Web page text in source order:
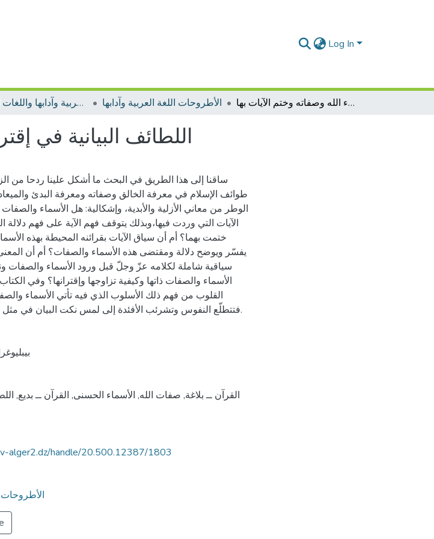
Log In
الأطروحات اللغة العربية وآدابها واللغات الشرقية الأطروحات اللغة العربية وآدابها اللطائف البيانية في إقتران أسماء الله وصفاته وختم الآيات بها
اللطائف البيانية في
ساقنا إلى هذا الطريق في البحث ما أشكل علينا ردحا
طوائف الإسلام في معرفة الخالق وصفاته ومعرفة البدئ
الوطر من معاني الأزلية والأبدية، وإشكالية: هل الأسماء
الآيات التي وردت فيها،وبذلك يتوقف فهم الآية على فهم دلالة
ختمت بهما؟ أم أن سياق الآيات بقرائنه المحيطة بهذه
يفسّر ويوضح دلالة ومقتضى هذه الأسماء والصفات؟ أم أن
سياقية شاملة لكلامه عزّ وجلّ قبل ورود الأسماء
الأسماء والصفات ذاتها وكيفية تزاوجها وإقترانها؟ وفي
القلوب من فهم ذلك الأسلوب الذي فيه تأتي الأسماء
فتتطلّع النفوس وتشرئب الأفئدة إلى لمس نكت البيان في مثل هذه الآي من القُرَان.
القرآن ــ بلاغة, صفات الله, الأسماء الحسنى, القرآن ــ بديع,
alger2.dz/handle/20.500.12387/1803
الأطروحات